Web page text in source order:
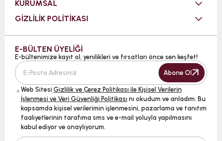
KURUMSAL
GİZLİLİK POLİTİKASI
E-BÜLTEN ÜYELİĞİ
E-bültenimize kayıt ol, yenilikleri ve fırsatları önce sen keşfet!
Abone Ol
Web Sitesi Gizlilik ve Çerez Politikası ile Kişisel Verilerin
İşlenmesi ve Veri Güvenliği Politikası nı okudum ve anladım. Bu
kapsamda kişisel verilerimin işlenmesini, pazarlama ve tanıtım
faaliyetlerinin tarafıma sms ve e-mail yoluyla yapılmasını
kabul ediyor ve onaylıyorum.